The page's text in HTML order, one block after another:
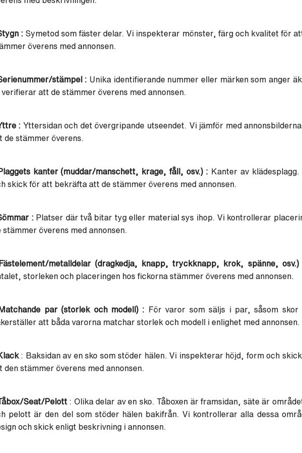
: Symetod som fäster delar. Vi inspekterar mönster, färg och kvalitet för
överens med annonsen.
stämpel : Unika identifierande nummer eller märken som anger
verifierar att de stämmer överens med annonsen.
: Yttersidan och det övergripande utseendet. Vi jämför med
de stämmer överens.
kanter (muddar/manschett, krage, fåll, osv.) : Kanter av
skick för att bekräfta att de stämmer överens med annonsen.
: Platser där två bitar tyg eller material sys ihop. Vi kontrollerar
stämmer överens med annonsen.
metalldelar (dragkedja, knapp, tryckknapp, krok, spänne, osv.)
storleken och placeringen hos fickorna stämmer överens med annonsen.
par (storlek och modell) : För varor som säljs i par, såsom skor
att båda varorna matchar storlek och modell i enlighet med annonsen.
: Baksidan av en sko som stöder hälen. Vi inspekterar höjd, form och
den stämmer överens med annonsen.
Seat/Pelott: Olika delar av en sko. Tåboxen är framsidan, säte är
pelott är den del som stöder hälen bakifrån. Vi kontrollerar alla dessa
och skick enligt beskrivning i annonsen.